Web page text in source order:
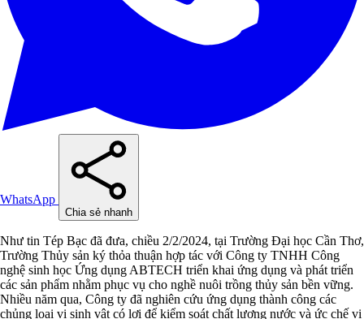
WhatsApp
Chia sẻ nhanh
Như tin Tép Bạc đã đưa, chiều 2/2/2024, tại Trường Đại học Cần Thơ,
Trường Thủy sản ký thỏa thuận hợp tác với Công ty TNHH Công
nghệ sinh học Ứng dụng ABTECH triển khai ứng dụng và phát triển
các sản phẩm nhằm phục vụ cho nghề nuôi trồng thủy sản bền vững.
Nhiều năm qua, Công ty đã nghiên cứu ứng dụng thành công các
chủng loại vi sinh vật có lợi để kiểm soát chất lượng nước và ức chế vi